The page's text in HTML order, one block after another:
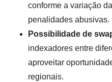
conforme a variação
penalidades abusivas.
Possibilidade de
indexadores entre
aproveitar
regionais.